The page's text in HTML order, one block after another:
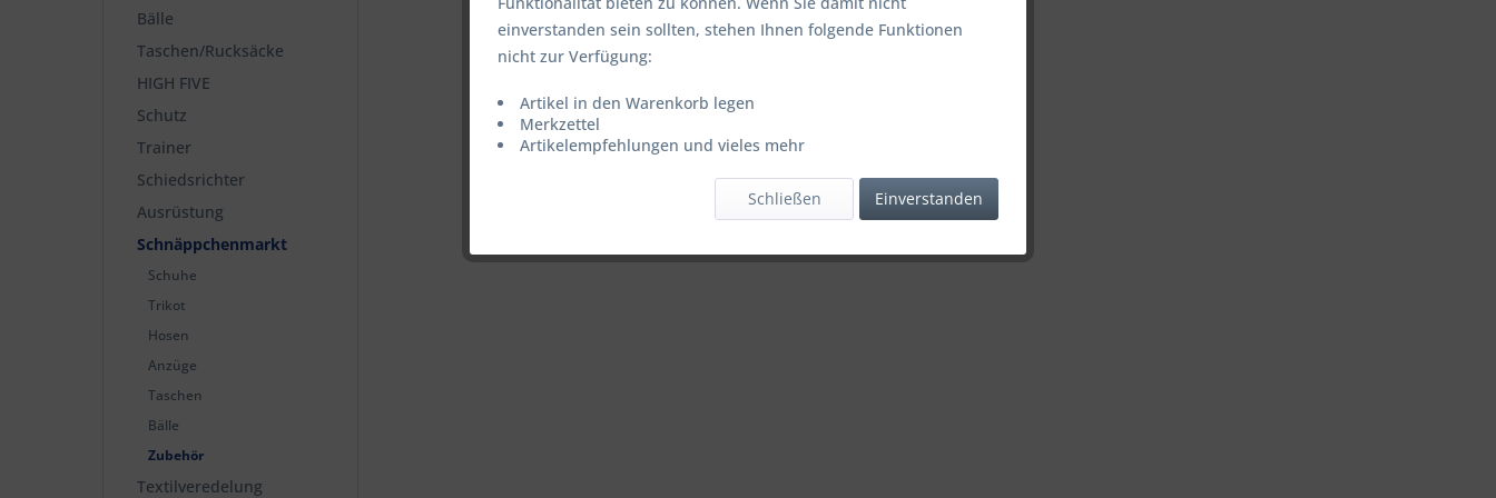
Bälle
Taschen/Rucksäcke
HIGH FIVE
Schutz
Trainer
Schiedsrichter
Ausrüstung
Schnäppchenmarkt
Schuhe
Trikot
Hosen
Anzüge
Taschen
Bälle
Zubehör
Textilveredelung
einverstanden sein sollten, stehen Ihnen folgende Funktionen
nicht zur Verfügung:
Artikel in den Warenkorb legen
Merkzettel
Artikelempfehlungen und vieles mehr
Einverstanden
Schließen